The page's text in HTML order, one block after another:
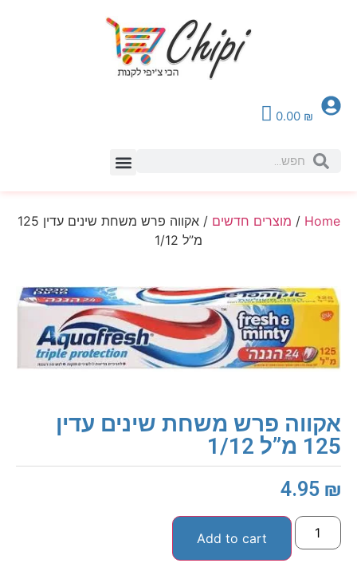
0.00 ₪
Home
/ מוצרים חדשים
/ אקווה פרש משחת שינים עדין 125
מ”ל 1/12
אקווה פרש משחת שינים עדין
125 מ”ל 1/12
4.95 ₪
Add to cart